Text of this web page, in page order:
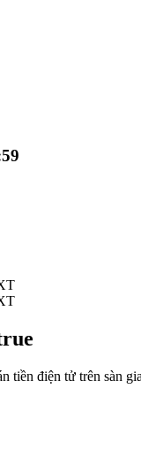
đầu
tiền điện tử trên sàn